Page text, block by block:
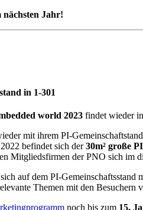
nächsten Jahr!
in 1-301
world 2023 findet wieder
mit ihrem PI-
befindet sich der30m² große
Mitgliedsfirmen der PNO sich im
auf dem PI-
Themen mit den Besuchern
noch bis zum 15.